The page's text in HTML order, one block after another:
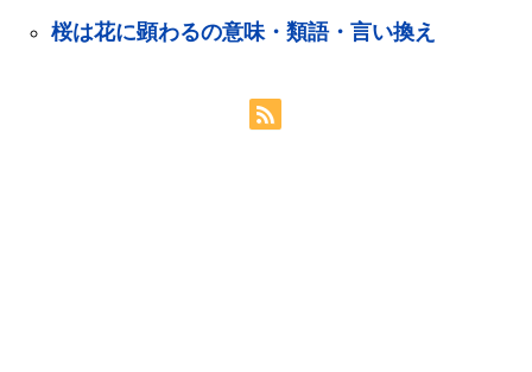
桜は花に顕わるの意味・類語・言い換え